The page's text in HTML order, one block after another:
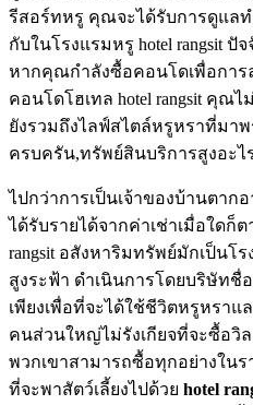
รีสอร์ทหรู คุณจะได้รับการดูแล
กับในโรงแรมหรู hotel rangsit
หากคุณกำลังซื้อคอนโดเพื่อกา
คอนโดโฮเทล hotel rangsit คุณ
ยังรวมถึงไลฟ์สไตล์หรูหราที่มา
ครบครัน,ทรัพย์สินบริการสูงอะ
ไปกว่าการเป็นเจ้าของบ้านตา
ได้รับรายได้จากค่าเช่าเมื่อใดก็
rangsit อสังหาริมทรัพย์มักเป็นโ
สูงระฟ้า ดำเนินการโดยบริษัท
เพียงเพื่อที่จะได้ใช้ชีวิตหรูหราแ
คนส่วนใหญ่ไม่รังเกียจที่จะซื้อวิ
พวกเขาสามารถซื้อทุกอย่างใน
ที่จะพาสัตว์เลี้ยงไปด้วย hotel